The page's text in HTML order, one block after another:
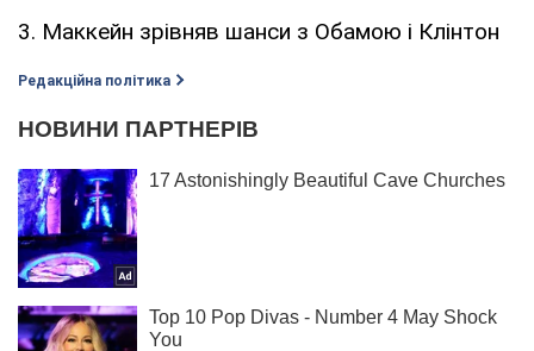
3. Маккейн зрівняв шанси з Обамою і Клінтон
Редакційна політика